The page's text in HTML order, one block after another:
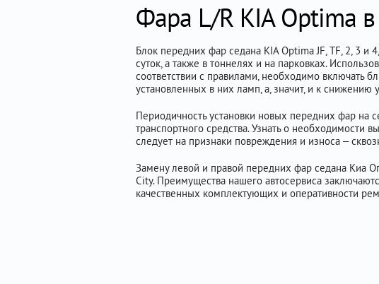
Фара L/R KIA Optima
Блок передних фар седана KIA Optima JF, TF, 2, 3
суток, а также в тоннелях и на парковках.
соответствии с правилами, необходимо включать
установленных в них ламп, а, значит, и к снижению
Периодичность установки новых передних фар на
транспортного средства. Узнать о
следует на признаки повреждения и износа –
Замену левой и правой передних фар седана Киа
City. Преимущества нашего автосервиса
качественных комплектующих и оперативности